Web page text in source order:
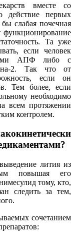
вместе со
действие первых
бы слабая почечная
функционирование
Та уже
если человек
АПФ либо с
2. Так что от
если он
Тем более, если
необходимо
всем протяжении
контролем.
лития из
повышая его
тому, кто,
следить за тем,
сочетанием